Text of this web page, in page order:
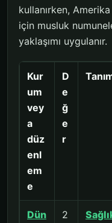
kullanırken,
için musluk
yaklaşımı uygulanır.
Kur
um
vey
a
düz
enl
em
e
D
e
ğ
e
r
Dün
2